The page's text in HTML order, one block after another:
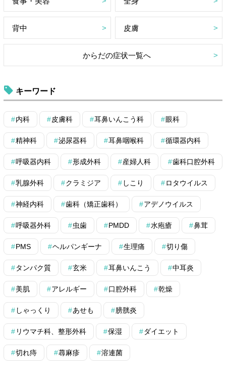
背中 皮膚
からだの症状一覧へ
キーワード
内科 皮膚科 耳鼻いんこう科 眼科
精神科 泌尿器科 耳鼻咽喉科 循環器内科
呼吸器内科 形成外科 産婦人科 歯科口腔外科
乳腺外科 クラミジア しこり ロタウイルス
神経内科 歯科（矯正歯科） アデノウイルス
呼吸器外科 虫歯 PMDD 水疱瘡 鼻茸
PMS ヘルパンギーナ 生理痛 切り傷
タンパク質 玄米 耳鼻いんこう 中耳炎
美肌 アレルギー 口腔外科 乾燥
しゃっくり あせも 膀胱炎
リウマチ科、整形外科 保湿 ダイエット
切れ痔 蕁麻疹 溶連菌